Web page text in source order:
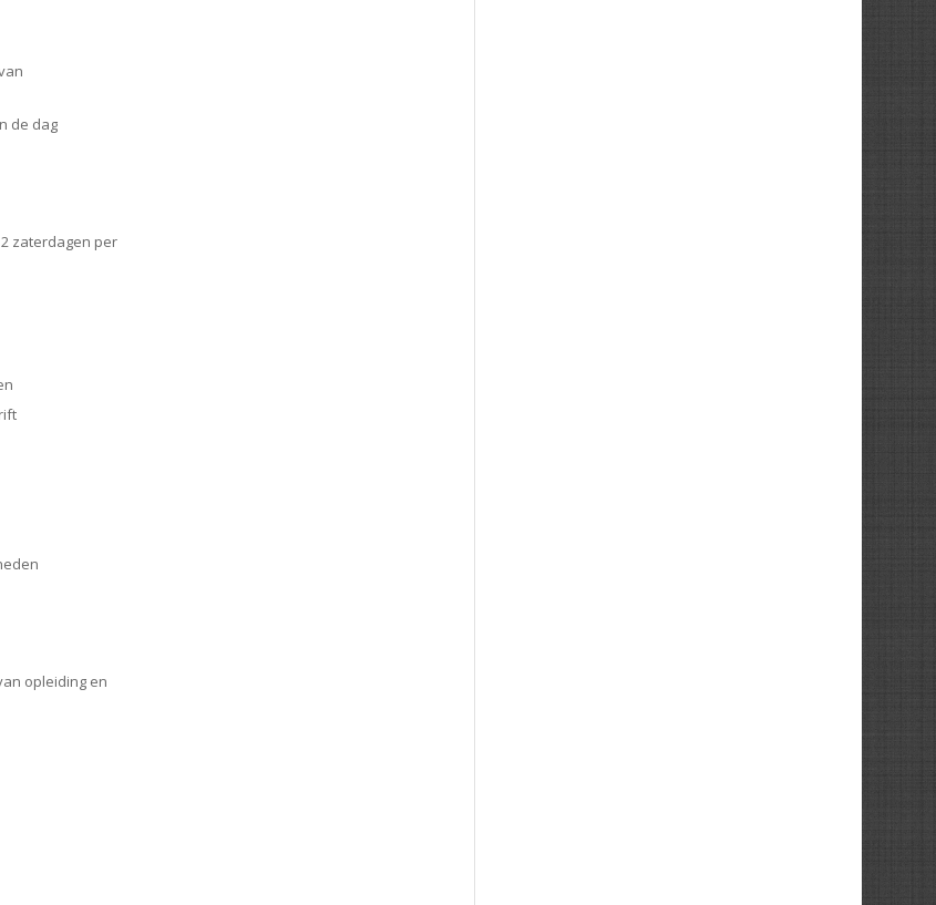
de dag
zaterdagen per
opleiding en